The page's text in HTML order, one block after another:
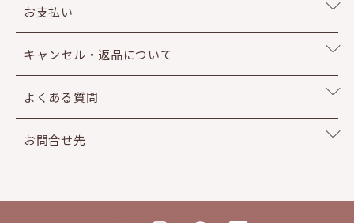
お支払い
キャンセル・返品について
よくある質問
お問合せ先